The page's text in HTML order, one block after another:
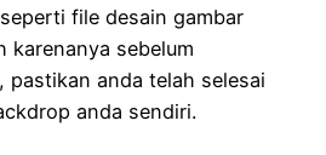
file desain gambar
karenanya sebelum
pastikan anda telah selesai
anda sendiri.